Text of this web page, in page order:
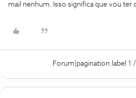
mail nenhum. Isso significa que vou ter
Forum|pagination.label 1